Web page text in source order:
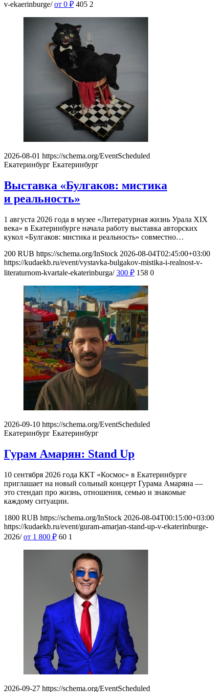
v-ekaerinburge/ от 0 ₽ 405 2
2026-08-01 https://schema.org/EventScheduled
Екатеринбург Екатеринбург
Выставка «Булгаков: мистика
и реальность»
1 августа 2026 года в музее «Литературная жизнь Урала XIX
века» в Екатеринбурге начала работу выставка авторских
кукол «Булгаков: мистика и реальность» совместно…
200 RUB https://schema.org/InStock 2026-08-04T02:45:00+03:00
https://kudaekb.ru/event/vystavka-bulgakov-mistika-i-realnost-v-
literaturnom-kvartale-ekaterinburga/ 300 ₽ 158 0
2026-09-10 https://schema.org/EventScheduled
Екатеринбург Екатеринбург
Гурам Амарян: Stand Up
10 сентября 2026 года ККТ «Космос» в Екатеринбурге
приглашает на новый сольный концерт Гурама Амаряна —
это стендап про жизнь, отношения, семью и знакомые
каждому ситуации.
1800 RUB https://schema.org/InStock 2026-08-04T00:15:00+03:00
https://kudaekb.ru/event/guram-amarjan-stand-up-v-ekaterinburge-
2026/ от 1 800 ₽ 60 1
2026-09-27 https://schema.org/EventScheduled